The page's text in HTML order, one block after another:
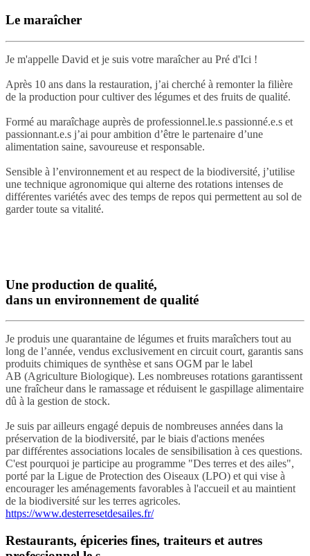
Le maraîcher
Je m'appelle David et je suis votre maraîcher au Pré d'Ici !
Après 10 ans dans la restauration, j’ai cherché à remonter la filière
de la production pour cultiver des légumes et des fruits de qualité.
Formé au maraîchage auprès de professionnel.le.s passionné.e.s et
passionnant.e.s j’ai pour ambition d’être le partenaire d’une
alimentation saine, savoureuse et responsable.
Sensible à l’environnement et au respect de la biodiversité, j’utilise
une technique agronomique qui alterne des rotations intenses de
différentes variétés avec des temps de repos qui permettent au sol de
garder toute sa vitalité.
Une production de qualité,
dans un environnement de qualité
Je produis une quarantaine de légumes et fruits maraîchers tout au
long de l’année, vendus exclusivement en circuit court, garantis sans
produits chimiques de synthèse et sans OGM par le label
AB (Agriculture Biologique). Les nombreuses rotations garantissent
une fraîcheur dans le ramassage et réduisent le gaspillage alimentaire
dû à la gestion de stock.
Je suis par ailleurs engagé depuis de nombreuses années dans la
préservation de la biodiversité, par le biais d'actions menées
par différentes associations locales de sensibilisation à ces questions.
C'est pourquoi je participe au programme "Des terres et des ailes",
porté par la Ligue de Protection des Oiseaux (LPO) et qui vise à
encourager les aménagements favorables à l'accueil et au maintient
de la biodiversité sur les terres agricoles.
https://www.desterresetdesailes.fr/
Restaurants, épiceries fines, traiteurs et autres